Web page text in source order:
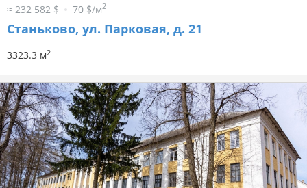
≈ 232 582 $ 70 $/м2
Станьково, ул. Парковая, д. 21
3323.3 м2